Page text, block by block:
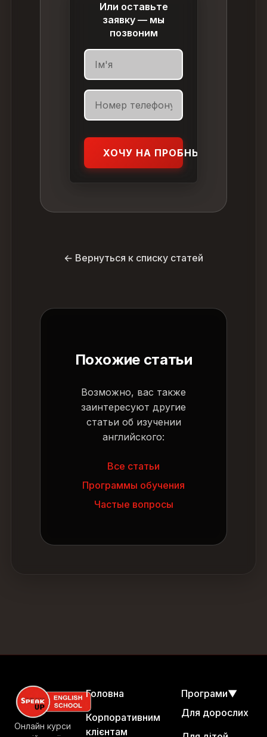
Или оставьте
заявку — мы
позвоним
ХОЧУ НА ПРОБНЫЙ УРОК
← Вернуться к списку статей
Похожие статьи
Возможно, вас также
заинтересуют другие
статьи об изучении
английского:
Все статьи
Программы обучения
Частые вопросы
Онлайн курси
Головна
Корпоративним
клієнтам
Програми▼
Для дорослих